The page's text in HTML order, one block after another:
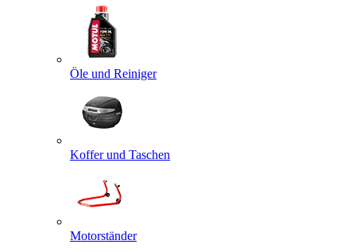
Öle und Reiniger
Koffer und Taschen
Motorständer